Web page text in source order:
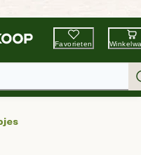
Tuin & Dier
Favorieten